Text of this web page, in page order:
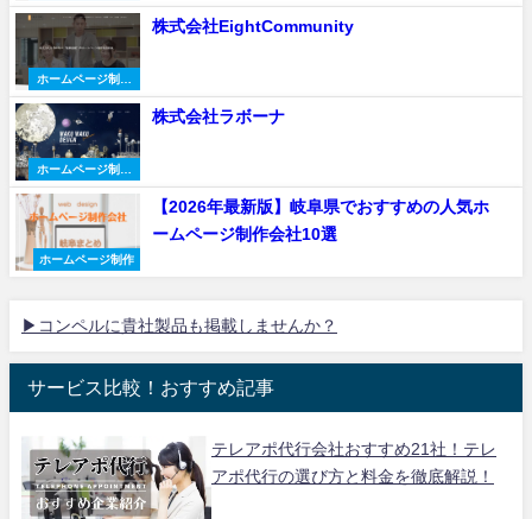
会社
ホームページ制作
会社
株式会社EightCommunity
ホームページ制作
会社
株式会社ラボーナ
ホームページ制作
【2026年最新版】岐阜県でおすすめの人気ホ
ームページ制作会社10選
▶コンペルに貴社製品も掲載しませんか？
サービス比較！おすすめ記事
テレアポ代行会社おすすめ21社！テレ
アポ代行の選び方と料金を徹底解説！